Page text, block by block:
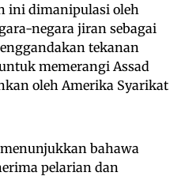
ini dimanipulasi oleh
negara jiran sebagai
tekanan
memerangi Assad
oleh Amerika Syarikat
bahawa
pelarian dan